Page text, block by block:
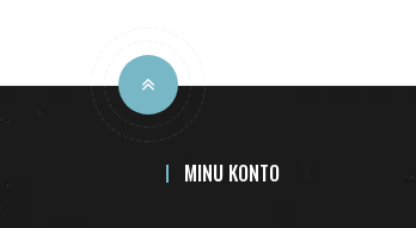
MINU KONTO